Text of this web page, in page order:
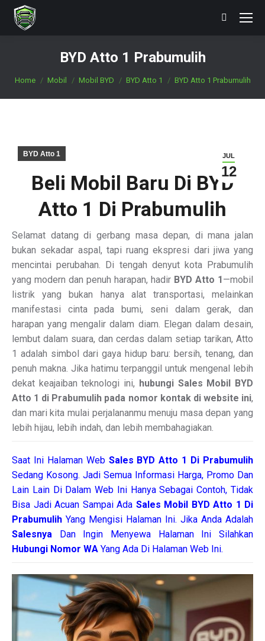
Search:
BYD Atto 1 Prabumulih
You are here:
Home Mobil Mobil BYD BYD Atto 1 BYD Atto 1 Prabumulih
JUL
12
BYD Atto 1
Beli Mobil Baru Di BYD
Atto 1 Di Prabumulih
Selamat datang di gerbang masa depan, di mana jalan
bukan sekadar aspal, tapi ruang ekspresi dari jiwa yang
mencintai perubahan. Di tengah denyut kota Prabumulih
yang modern dan penuh harapan, hadir BYD Atto 1—mobil
listrik yang bukan hanya alat transportasi, melainkan
manifestasi cinta pada bumi, seni dalam gerak, dan
harapan yang mengalir dalam diam. Elegan dalam desain,
lembut dalam suara, dan cerdas dalam setiap tarikan, Atto
1 adalah simbol dari gaya hidup baru: bersih, tenang, dan
penuh makna. Jika hatimu terpanggil untuk mengenal lebih
dekat keajaiban teknologi ini, hubungi Sales Mobil BYD
Atto 1 di Prabumulih pada nomor kontak di website ini,
dan mari kita mulai perjalananmu menuju masa depan yang
lebih hijau, lebih indah, dan lebih membahagiakan.
Saat Ini Halaman Web Sales BYD Atto 1 Di Prabumulih
Sedang Kosong. Jadi Semua Informasi Harga, Promo Dan
Lain Lain Di Dalam Web Ini Hanya Sebagai Contoh, Tidak
Bisa Jadi Acuan Sampai Ada Sales Mobil BYD Atto 1 Di
Prabumulih Yang Mengisi Halaman Ini. Jika Anda Adalah
Salesnya Dan Ingin Menyewa Halaman Ini Silahkan
Hubungi Nomor WA Yang Ada Di Halaman Web Ini.